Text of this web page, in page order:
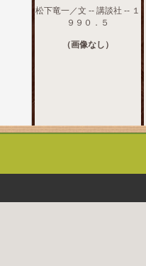
松下竜一／文 -- 講談社 -- １
９９０．５
（画像なし）